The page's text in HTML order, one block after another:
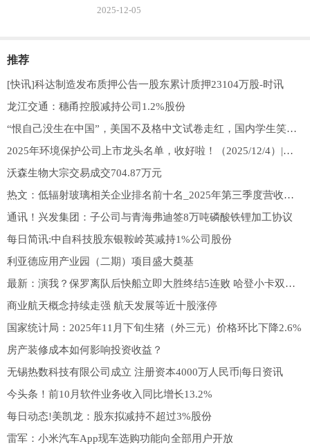
2025-12-05
推荐
[快讯]科达制造发布质押公告一股东累计质押23104万股-时讯
龙江交通：穗甬控股减持公司1.2%股份
“恨自己没生在中国”，美国不及格中文试卷走红，国内学生笑出声 焦点速读
2025年环境保护公司上市龙头名单，收好啦！（2025/12/4）|新消息
沃森生物大宗交易成交704.87万元
热文：低辐射玻璃相关企业排名前十名_2025年第三季度营收增幅10大排行榜
通讯！兴发集团：子公司与青海弗迪签8万吨磷酸铁锂加工协议
每日简讯:中自科技股东银鞍岭英减持1%公司股份
利亚德应用产业园（二期）项目盛大奠基
最新：演我？保罗离队后快船立即大胜终结5连败 哈登小卡双核50分
商业航天概念持续走强 航天发展等近十股涨停
国家统计局：2025年11月下旬生猪（外三元）价格环比下降2.6%
房产装修成本如何影响投资收益？
无锡热数科技有限公司成立 注册资本4000万人民币|每日资讯
今头条！前10月软件业务收入同比增长13.2%
每日动态!美凯龙：股东拟减持不超过3%股份
雷军：小米汽车App现车选购功能向全部用户开放